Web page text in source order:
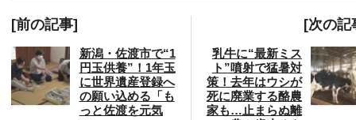
[前の記事]
新潟・佐渡市で“1
円玉供養”！1年玉
に世界遺産登録へ
の願い込める「も
っと佐渡を元気
[次の記
乳牛に“最新ミス
ト”噴射で猛暑対
策！去年はウシが
死に廃業する酪農
家も…止まらぬ離